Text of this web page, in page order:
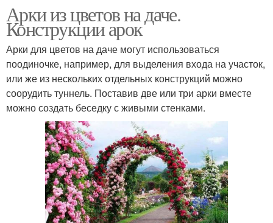
Арки из цветов на даче.
Конструкции арок
Арки для цветов на даче могут использоваться
поодиночке, например, для выделения входа на участок,
или же из нескольких отдельных конструкций можно
соорудить туннель. Поставив две или три арки вместе
можно создать беседку с живыми стенками.